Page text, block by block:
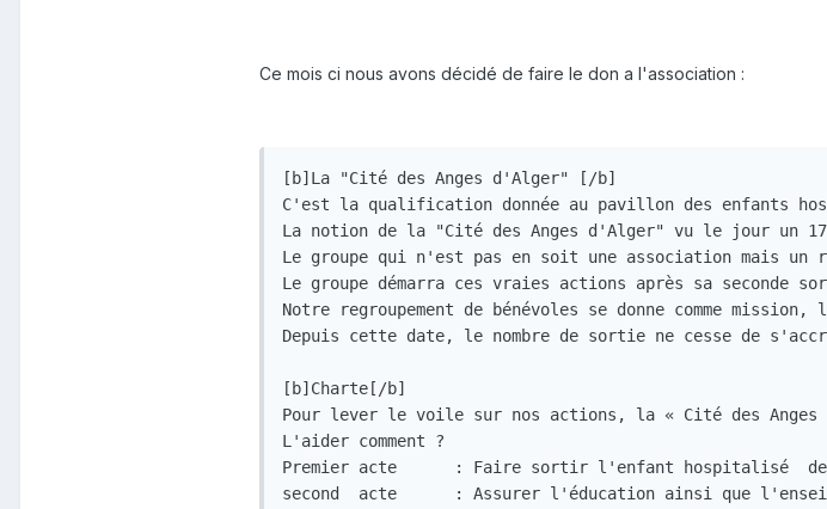
Ce mois ci nous avons décidé de faire le don a l'association :
[b]La "Cité des Anges d'Alger" [/b]
C'est la qualification donnée au pavillon des enfants
La notion de la "Cité des Anges d'Alger" vu le jour un
Le groupe qui n'est pas en soit une association mais un
Le groupe démarra ces vraies actions après sa
Notre regroupement de bénévoles se donne comme
Depuis cette date, le nombre de sortie ne cesse de
[b]Charte[/b]
Pour lever le voile sur nos actions, la « Cité des Anges
L'aider comment ?
Premier acte      : Faire sortir l'enfant hospitalisé  de
second  acte      : Assurer l'éducation ainsi que